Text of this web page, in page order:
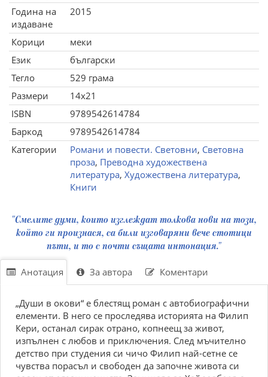
Година на
издаване
2015
Корици
меки
Език
български
Тегло
529 грама
Размери
14x21
ISBN
9789542614784
Баркод
9789542614784
Категории
Романи и повести. Световни, Световна
проза, Преводна художествена
литература, Художествена литература,
Книги
"Смелите думи, които изглеждат толкова нови на този,
който ги произнася, са били изговаряни вече стотици
пъти, и то с почти същата интонация."
Анотация За автора Коментари
„Души в окови“ е блестящ роман с автобиографични
елементи. В него се проследява историята на Филип
Кери, останал сирак отрано, копнеещ за живот,
изпълнен с любов и приключения. След мъчително
детство при студения си чичо Филип най-сетне се
чувства порасъл и свободен да започне живота си